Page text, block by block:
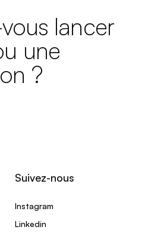
lancer
une
?
Suivez-nous
Instagram
Linkedin